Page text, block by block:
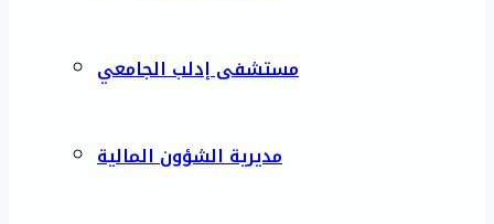
مستشفى إدلب الجامعي
مديرية الشؤون المالية